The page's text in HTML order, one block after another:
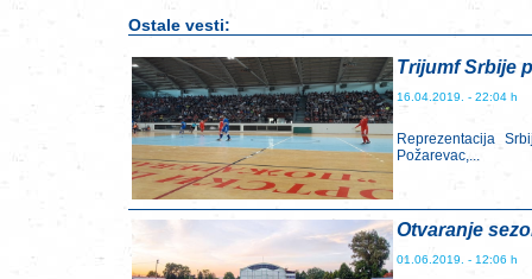
Ostale vesti:
Trijumf Srbije
16.04.2019. - 22:04 h
Reprezentacija
Požarevac,...
Otvaranje
01.06.2019. - 12:06 h